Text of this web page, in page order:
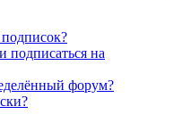
подписаться на
форум?